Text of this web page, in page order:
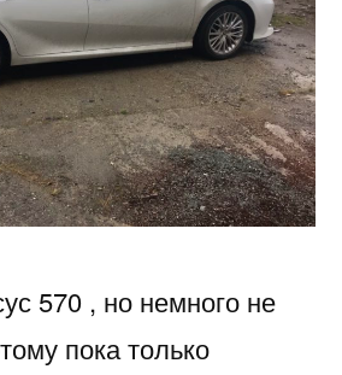
дотянул
до
Лексус
570
570 , но немного не
пока только